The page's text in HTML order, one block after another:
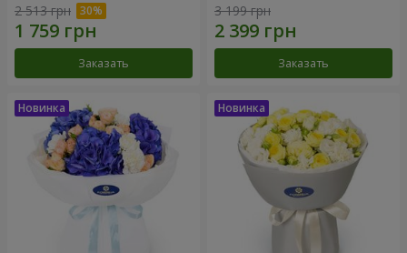
2 513 грн
Заказать
3 199 грн
Заказать